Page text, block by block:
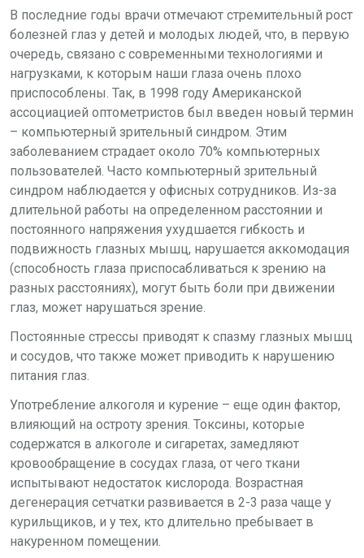
В последние годы врачи отмечают стремительный рост
болезней глаз у детей и молодых людей, что, в первую
очередь, связано с современными технологиями и
нагрузками, к которым наши глаза очень плохо
приспособлены. Так, в 1998 году Американской
ассоциацией оптометристов был введен новый термин
– компьютерный зрительный синдром. Этим
заболеванием страдает около 70% компьютерных
пользователей. Часто компьютерный зрительный
синдром наблюдается у офисных сотрудников. Из-за
длительной работы на определенном расстоянии и
постоянного напряжения ухудшается гибкость и
подвижность глазных мышц, нарушается аккомодация
(способность глаза приспосабливаться к зрению на
разных расстояниях), могут быть боли при движении
глаз, может нарушаться зрение.
Постоянные стрессы приводят к спазму глазных мышц
и сосудов, что также может приводить к нарушению
питания глаз.
Употребление алкоголя и курение – еще один фактор,
влияющий на остроту зрения. Токсины, которые
содержатся в алкоголе и сигаретах, замедляют
кровообращение в сосудах глаза, от чего ткани
испытывают недостаток кислорода. Возрастная
дегенерация сетчатки развивается в 2-3 раза чаще у
курильщиков, и у тех, кто длительно пребывает в
накуренном помещении.